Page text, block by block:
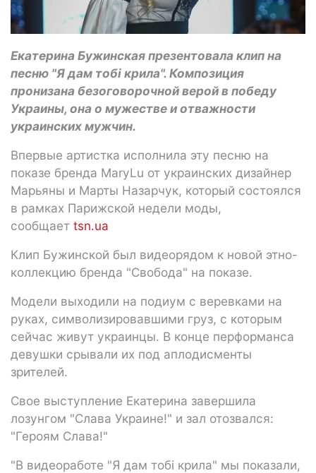
Екатерина Бужинская презентовала клип на
песню "Я дам тобі крила". Композиция
пронизана безоговорочной верой в победу
Украины, она о мужестве и отважности
украинских мужчин.
Впервые артистка исполнила эту песню на
показе бренда MaryLu от украинских дизайнер
Марьяны и Марты Назарчук, который состоялся
в рамках Парижской недели моды,
сообщает tsn.ua
Клип Бужинской был видеорядом к новой этно-
коллекцию бренда "Свобода" на показе.
Модели выходили на подиум с веревками на
руках, символизировавшими груз, с которым
сейчас живут украинцы. В конце перформанса
девушки срывали их под аплодисменты
зрителей.
Свое выступление Екатерина завершила
лозунгом "Слава Украине!" и зал отозвался:
"Героям Слава!"
"В видеоработе "Я дам тобі крила" мы показали,